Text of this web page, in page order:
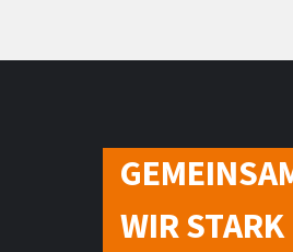
WIR STARK